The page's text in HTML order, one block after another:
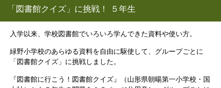
「図書館クイズ」に挑戦！ ５年生
入学以来、学校図書館でいろいろ学んできた資料や使い方。
緑野小学校のあらゆる資料を自由に駆使して、グループごとに
「図書館クイズ」に挑戦しました。
『図書館に行こう！図書館クイズ』（山形県朝暘第一小学校・国